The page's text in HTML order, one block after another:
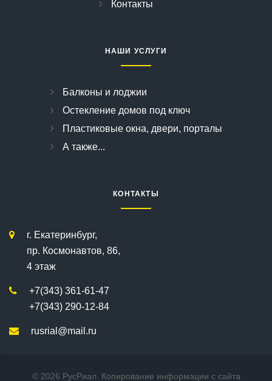
Контакты
НАШИ УСЛУГИ
Балконы и лоджии
Остекление домов под ключ
Пластиковые окна, двери, порталы
А также...
КОНТАКТЫ
г. Екатеринбург,
пр. Космонавтов, 86,
4 этаж
+7(343) 361-61-47
+7(343) 290-12-84
rusrial@mail.ru
© 2026 РусРиал. Копирование информации с сайта